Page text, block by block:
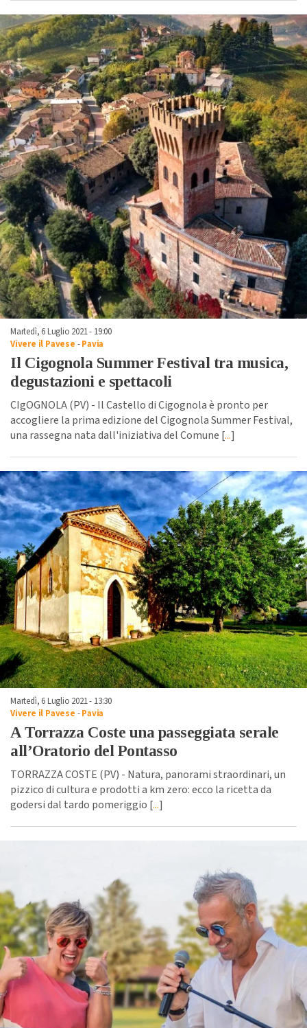
Martedì, 6 Luglio 2021 - 19:00
Vivere il Pavese -Pavia
Il Cigognola Summer Festival tra musica,
degustazioni e spettacoli
CIgOGNOLA (PV) - Il Castello di Cigognola è pronto per
accogliere la prima edizione del Cigognola Summer Festival,
una rassegna nata dall'iniziativa del Comune [...]
Martedì, 6 Luglio 2021 - 13:30
Vivere il Pavese -Pavia
A Torrazza Coste una passeggiata serale
all’Oratorio del Pontasso
TORRAZZA COSTE (PV) - Natura, panorami straordinari, un
pizzico di cultura e prodotti a km zero: ecco la ricetta da
godersi dal tardo pomeriggio [...]